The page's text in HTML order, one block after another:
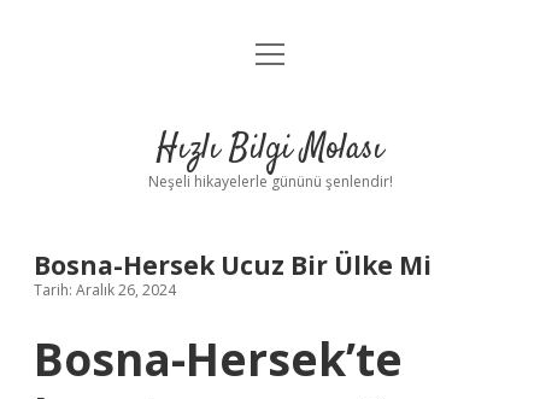
Anasayfa
Yasal Uyarı
menüyü
Hızlı Bilgi Molası
Neşeli hikayelerle gününü şenlendir!
Bosna-Hersek Ucuz Bir Ülke Mi
Tarih: Aralık 26, 2024
Bosna-Hersek’te